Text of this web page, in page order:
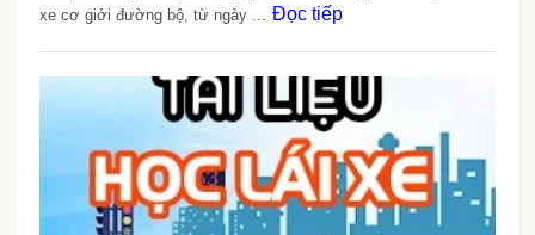
xe cơ giới đường bộ, từ ngày ... Đọc tiếp